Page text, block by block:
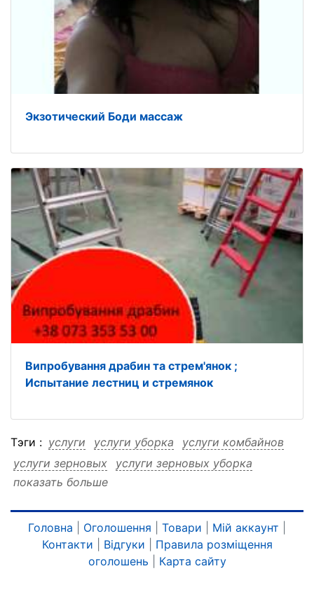
Экзотический Боди массаж
Випробування драбин та стрем'янок ;
Испытание лестниц и стремянок
Тэги : услуги услуги уборка
услуги комбайнов
услуги зерновых
услуги зерновых уборка
услуги зерновых комбайнов
уборка зерновых уборка зерновых услуги
уборка зерновых комбайнов комбайнов
комбайнов услуги комбайнов уборка
показать больше
Головна Оголошення Товари Мій аккаунт
Контакти
Відгуки
Правила розміщення
оголошень
Карта сайту